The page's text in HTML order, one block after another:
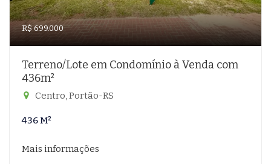
R$ 699.000
Terreno/Lote em Condomínio à Venda com
436m²
Centro, Portão-RS
436 M²
Mais informações